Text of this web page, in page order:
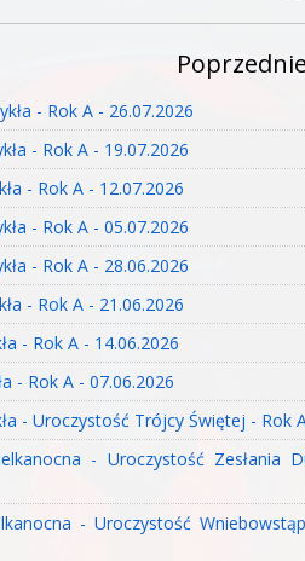
- Rok A - 26.07.2026
- Rok A - 19.07.2026
- Rok A - 12.07.2026
- Rok A - 05.07.2026
- Rok A - 28.06.2026
- Rok A - 21.06.2026
- Rok A - 14.06.2026
- Rok A - 07.06.2026
- Uroczystość Trójcy Świętej - Rok
- Uroczystość Zesłania
- Uroczystość